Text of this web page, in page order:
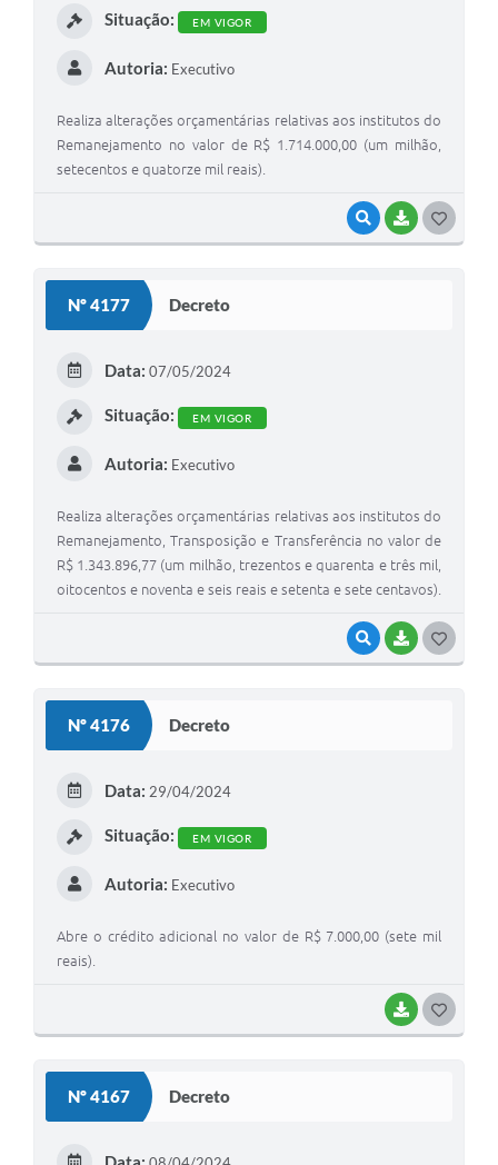
VISUALIZAR
BAIXAR
Situação: EM VIGOR
Autoria: Executivo
Realiza alterações orçamentárias relativas aos institutos do
Remanejamento no valor de R$ 1.714.000,00 (um milhão,
setecentos e quatorze mil reais).
Nº 4177 Decreto
VISUALIZAR
BAIXAR
Data: 07/05/2024
Situação: EM VIGOR
Autoria: Executivo
Realiza alterações orçamentárias relativas aos institutos do
Remanejamento, Transposição e Transferência no valor de
R$ 1.343.896,77 (um milhão, trezentos e quarenta e três mil,
oitocentos e noventa e seis reais e setenta e sete centavos).
Nº 4176 Decreto
BAIXAR
Data: 29/04/2024
Situação: EM VIGOR
Autoria: Executivo
Abre o crédito adicional no valor de R$ 7.000,00 (sete mil
reais).
Nº 4167 Decreto